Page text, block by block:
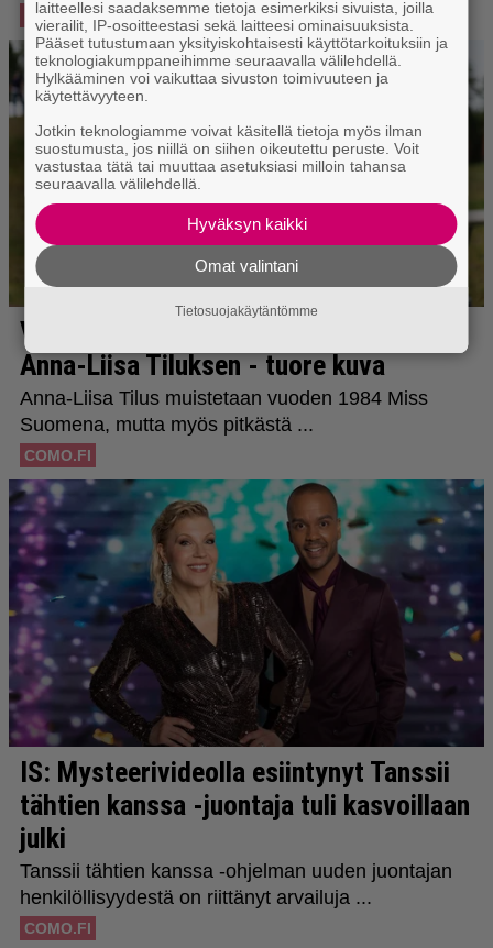
laitteellesi saadaksemme tietoja esimerkiksi sivuista, joilla
vierailit, IP-osoitteestasi sekä laitteesi ominaisuuksista.
Pääset tutustumaan yksityiskohtaisesti käyttötarkoituksiin ja
teknologiakumppaneihimme seuraavalla välilehdellä.
Hylkääminen voi vaikuttaa sivuston toimivuuteen ja
käytettävyyteen.
Jotkin teknologiamme voivat käsitellä tietoja myös ilman
suostumusta, jos niillä on siihen oikeutettu peruste. Voit
vastustaa tätä tai muuttaa asetuksiasi milloin tahansa
seuraavalla välilehdellä.
Hyväksyn kaikki
Omat valintani
Tietosuojakäytäntömme